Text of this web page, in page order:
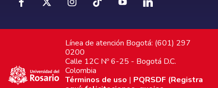
Línea de atención Bogotá: (601) 297
0200
Calle 12C Nº 6-25 - Bogotá D.C.
Colombia
Términos de uso | PQRSDF (Registra